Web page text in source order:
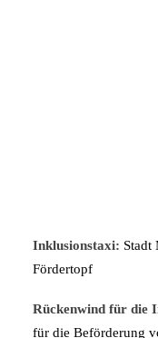
Inklusionstaxi: Stadt
Fördertopf
Rückenwind für die
für die Beförderung